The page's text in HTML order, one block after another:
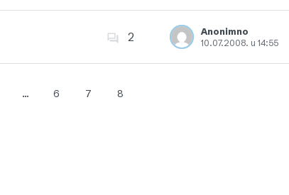
Dodajte u favorite
2
Anonimno
10.07.2008. u 14:55
… 6 7 8